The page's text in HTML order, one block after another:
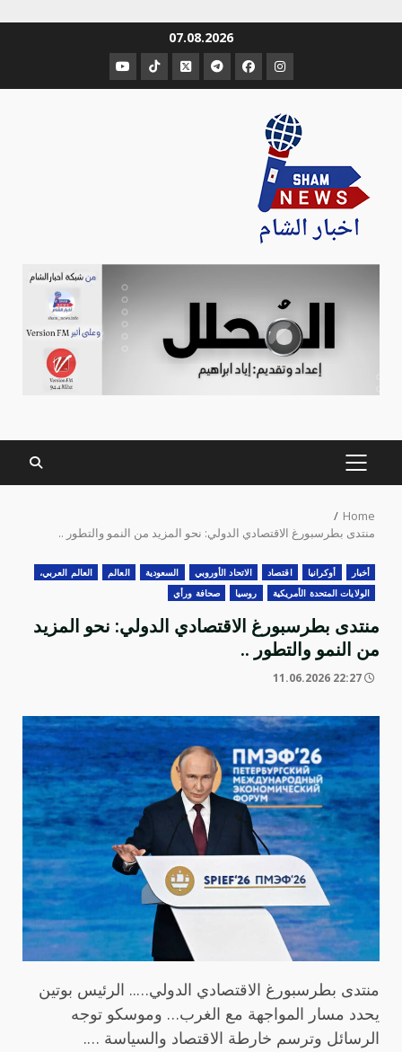
07.08.2026
عنصر
القائمة
عنصر
القائمة
عنصر
القائمة
عنصر
القائمة
عنصر
القائمة
عنصر
القائمة
PRIMARY
MENU
Home
منتدى بطرسبورغ الاقتصادي الدولي: نحو المزيد من النمو والتطور ..
أخبار أوكرانيا اقتصاد الاتحاد الأوروبي السعودية العالم
العالم العربي،
الولايات المتحدة الأمريكية
روسيا صحافة ورأي
منتدى بطرسبورغ الاقتصادي الدولي: نحو المزيد
من النمو والتطور ..
منتدى بطرسبورغ الاقتصادي الدولي….. الرئيس بوتين
يحدد مسار المواجهة مع الغرب… وموسكو توجه
الرسائل وترسم خارطة الاقتصاد والسياسة ….